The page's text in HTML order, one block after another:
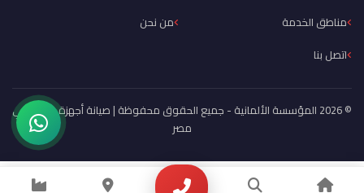
مناطق الخدمة
من نحن
اتصل بنا
© 2026 المؤسسة الألمانية - جميع الحقوق محفوظة | صيانة أجهزة منزلية في
مصر